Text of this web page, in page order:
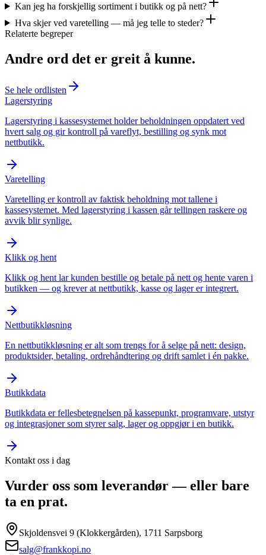
Kan jeg ha forskjellig sortiment i butikk og på nett?
Hva skjer ved varetelling — må jeg telle to steder?
Relaterte begreper
Andre ord det er greit å kunne.
Se hele ordlisten
Lagerstyring
Lagerstyring i kassesystemet holder beholdningen oppdatert ved
hvert salg og gir kontroll på vareflyt, bestilling og synk mot
nettbutikk.
Varetelling
Varetelling er kontroll av faktisk beholdning mot tallene i
kassesystemet. Med lagerstyring i kassen går tellingen raskere og
avvik blir synlige.
Klikk og hent
Klikk og hent lar kunden bestille og betale på nett og hente varen i
butikken — og krever at nettbutikk, kasse og lager er integrert.
Nettbutikkløsning
En nettbutikkløsning er alt som trengs for å selge på nett: design,
produktsider, betaling, ordrehåndtering og drift samlet i én pakke.
Butikkdata
Butikkdata er fellesbetegnelsen på kassepunkt, programvare, utstyr
og integrasjoner som styrer salg, lager og oppgjør i en butikk.
Kontakt oss i dag
Vurder oss som leverandør — eller bare
ta en prat.
Skjoldensvei 9 (Klokkergården), 1711 Sarpsborg
salg@frankkopi.no